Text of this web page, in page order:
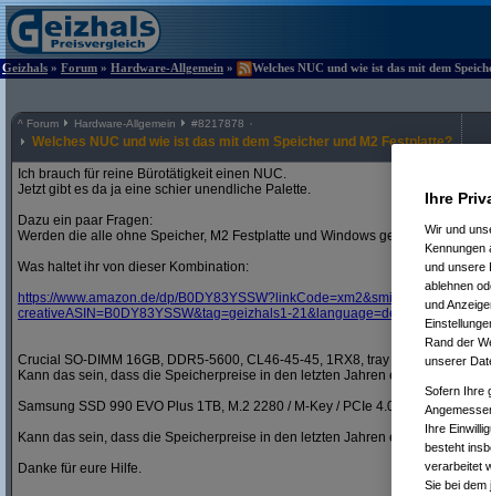
Geizhals » Forum » Hardware-Allgemein » Welches NUC und wie ist das mit dem
^ Forum Hardware-Allgemein #8217878
Welches NUC und wie ist das mit dem Speicher und M2 Festplatte?
Ich brauch für reine Bürotätigkeit einen NUC.
Jetzt gibt es da ja eine schier unendliche Palette.
Dazu ein paar Fragen:
Werden die alle ohne Speicher, M2 Festplatte und Windows geliefert?
Was haltet ihr von dieser Kombination:
https://www.amazon.de/dp/B0DY83YSSW? linkCode=xm2&
creativeASIN=B0DY83YSSW&tag=geizhals1-21& language=de_DE&
Crucial SO-DIMM 16GB, DDR5-5600, CL46-45-45, 1RX8, tray
Kann das sein, dass die Speicherpreise in den letzten Jahren explodiert sind?
Samsung SSD 990 EVO Plus 1TB, M.2 2280 / M-Key / PCIe 4.0 x4
Kann das sein, dass die Speicherpreise in den letzten Jahren explodiert sind?
Danke für eure Hilfe.
Ihre
Wir und
Kennungen
und unsere
ablehnen
und
Rand der
unserer
Sofern Ihre
Ihre
besteht
verarbeitet
Sie bei dem